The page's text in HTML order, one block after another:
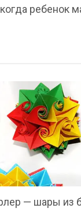
ребенок
— шары из